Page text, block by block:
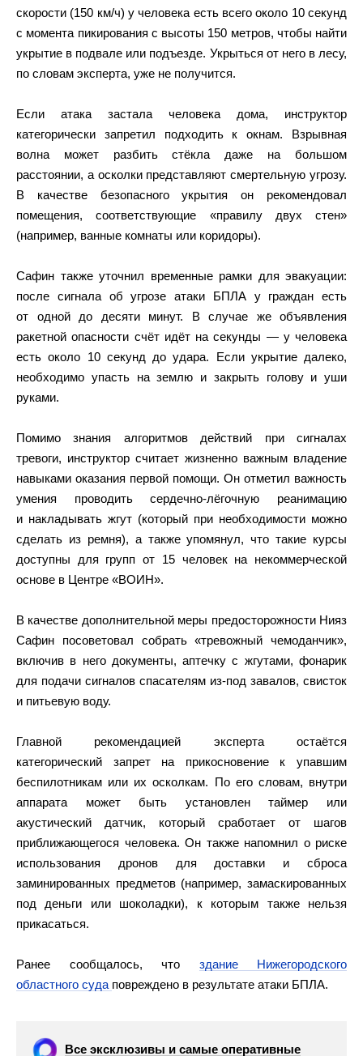
скорости (150 км/ч) у человека есть всего около 10 секунд
с момента пикирования с высоты 150 метров, чтобы найти
укрытие в подвале или подъезде. Укрыться от него в лесу,
по словам эксперта, уже не получится.
Если атака застала человека дома, инструктор
категорически запретил подходить к окнам. Взрывная
волна может разбить стёкла даже на большом
расстоянии, а осколки представляют смертельную угрозу.
В качестве безопасного укрытия он рекомендовал
помещения, соответствующие «правилу двух стен»
(например, ванные комнаты или коридоры).
Сафин также уточнил временные рамки для эвакуации:
после сигнала об угрозе атаки БПЛА у граждан есть
от одной до десяти минут. В случае же объявления
ракетной опасности счёт идёт на секунды — у человека
есть около 10 секунд до удара. Если укрытие далеко,
необходимо упасть на землю и закрыть голову и уши
руками.
Помимо знания алгоритмов действий при сигналах
тревоги, инструктор считает жизненно важным владение
навыками оказания первой помощи. Он отметил важность
умения проводить сердечно-лёгочную реанимацию
и накладывать жгут (который при необходимости можно
сделать из ремня), а также упомянул, что такие курсы
доступны для групп от 15 человек на некоммерческой
основе в Центре «ВОИН».
В качестве дополнительной меры предосторожности Нияз
Сафин посоветовал собрать «тревожный чемоданчик»,
включив в него документы, аптечку с жгутами, фонарик
для подачи сигналов спасателям из-под завалов, свисток
и питьевую воду.
Главной рекомендацией эксперта остаётся
категорический запрет на прикосновение к упавшим
беспилотникам или их осколкам. По его словам, внутри
аппарата может быть установлен таймер или
акустический датчик, который сработает от шагов
приближающегося человека. Он также напомнил о риске
использования дронов для доставки и сброса
заминированных предметов (например, замаскированных
под деньги или шоколадки), к которым также нельзя
прикасаться.
Ранее сообщалось, что здание Нижегородского
областного суда повреждено в результате атаки БПЛА.
Все эксклюзивы и самые оперативные